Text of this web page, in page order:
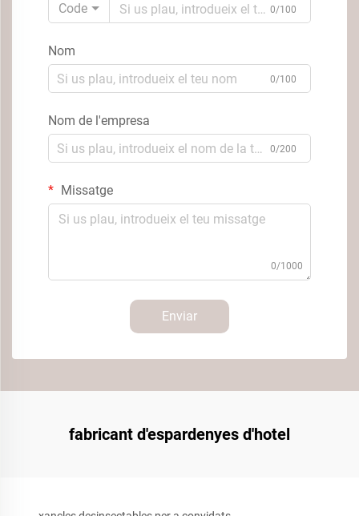
Code
0/100
Nom
0/100
Nom de l'empresa
0/200
Missatge
0/1000
Enviar
fabricant d'espardenyes d'hotel